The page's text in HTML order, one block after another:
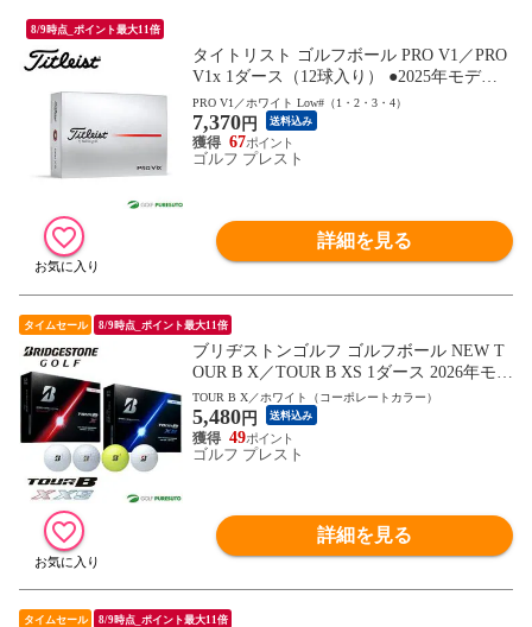
8/9時点_ポイント最大11倍
タイトリスト ゴルフボール PRO V1／PRO
V1x 1ダース（12球入り） ●2025年モデル●
Titleist
PRO V1／ホワイト Low#（1・2・3・4）
7,370円 送料込み
67
ゴルフ プレスト
詳細を見る
タイムセール 8/9時点_ポイント最大11倍
ブリヂストンゴルフ ゴルフボール NEW T
OUR B X／TOUR B XS 1ダース 2026年モデ
ル BRIDGESTONE GOLF
TOUR B X／ホワイト（コーポレートカラー）
5,480円 送料込み
49
ゴルフ プレスト
詳細を見る
タイムセール 8/9時点_ポイント最大11倍